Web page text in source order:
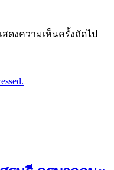
ดงความเห็นครั้งถัดไป